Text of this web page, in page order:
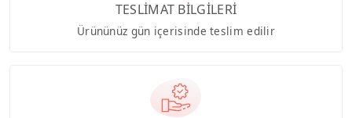
TESLİMAT BİLGİLERİ
Ürününüz gün içerisinde teslim edilir